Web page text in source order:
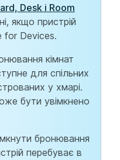
Desk і Room
якщо пристрій
for Devices.
кімнат
для спільних
у хмарі.
бути увімкнено
бронювання
перебуває в